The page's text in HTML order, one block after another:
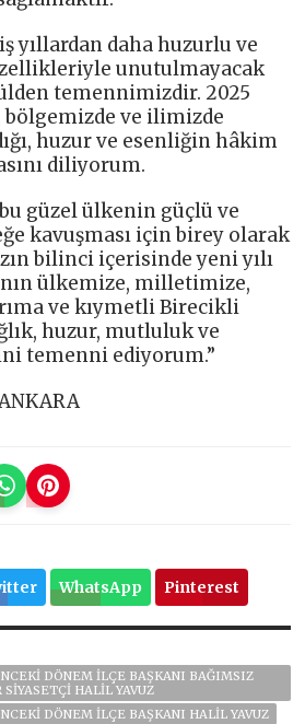
yıllardan daha huzurlu ve
unutulmayacak
temennimizdir. 2025
bölgemizde ve ilimizde
huzur ve esenliğin hâkim
diliyorum.
güzel ülkenin güçlü ve
kavuşması için birey olarak
bilinci içerisinde yeni yılı
ülkemize, milletimize,
ve kıymetli Birecikli
huzur, mutluluk ve
temenni ediyorum.”
WhatsApp Pinterest
DÖNEM İLÇE BAŞKANI BAĞIMSIZ
HALIL YAVUZ
DÖNEM İLÇE BAŞKANI HALIL YAVUZ